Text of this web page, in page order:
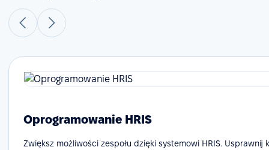
Oprogramowanie HRIS
Zwiększ możliwości zespołu dzięki systemowi HRIS. Usprawnij